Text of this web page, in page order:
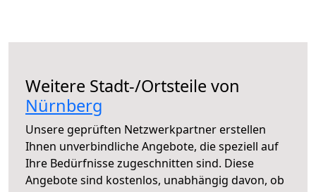
Weitere Stadt-/Ortsteile von
Nürnberg
Unsere geprüften Netzwerkpartner erstellen
Ihnen unverbindliche Angebote, die speziell auf
Ihre Bedürfnisse zugeschnitten sind. Diese
Angebote sind kostenlos, unabhängig davon, ob